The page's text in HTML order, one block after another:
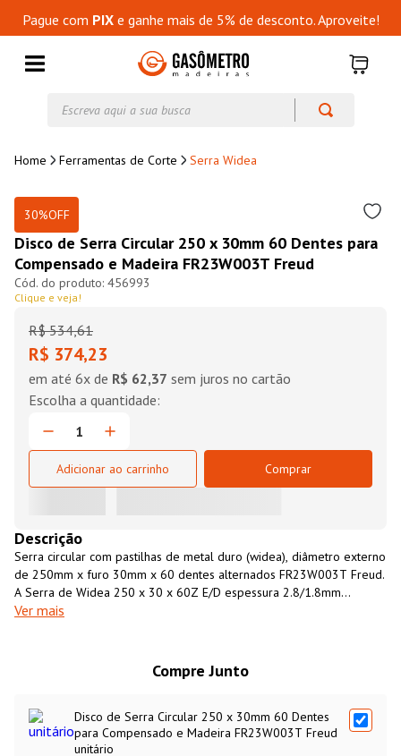
Pague com PIXe ganhe mais de 5% de desconto. Aproveite!
Ferramentas de Corte Serra Widea
30%OFF
Disco de Serra Circular 250 x 30mm 60 Dentes para
Compensado e Madeira FR23W003T Freud
456993
Clique e veja!
R$ 534,61
R$ 374,23
em até 6x de R$ 62,37 sem juros no cartão
Adicionar ao carrinho Comprar
Descrição
Serra circular com pastilhas de metal duro (widea), diâmetro externo
de 250mm x furo 30mm x 60 dentes alternados FR23W003T Freud.
A Serra de Widea 250 x 30 x 60Z E/D espessura 2.8/1.8mm
FR23W003T Freud é ideal para o corte de madeiras de baixa e
pode ser utilizada em serras esquadrejadeiras, serras de meia
esquadria, bancadas de corte entre outros equipamentos para corte
Ver mais
Compre Junto
Disco de Serra Circular 250 x 30mm 60 Dentes
para Compensado e Madeira FR23W003T Freud
unitário